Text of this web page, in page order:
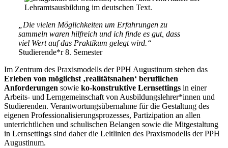
„Die vielen Möglichkeiten um Erfahrungen zu
sammeln waren hilfreich und ich finde es gut, dass
viel Wert auf das Praktikum gelegt wird.“
Studierende*r 8. Semester
Im Zentrum des Praxismodells der PPH Augustinum stehen das
Erleben von möglichst ‚realitätsnahen‘ beruflichen
Anforderungen sowie ko-konstruktive Lernsettings in einer
Arbeits- und Lerngemeinschaft von Ausbildungslehrer*innen und
Studierenden. Verantwortungsübernahme für die Gestaltung des
eigenen Professionalisierungsprozesses, Partizipation an allen
unterrichtlichen und schulischen Belangen sowie die Mitgestaltung
in Lernsettings sind daher die Leitlinien des Praxismodells der PPH
Augustinum.